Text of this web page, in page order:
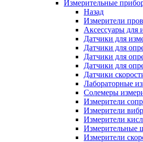
Измерительные
Назад
Измерители
Аксессуары для
Датчики для
Датчики для
Датчики для
Датчики для
Датчики
Лабораторные
Солемеры
Измерители
Измерители
Измерители
Измерительные
Измерители